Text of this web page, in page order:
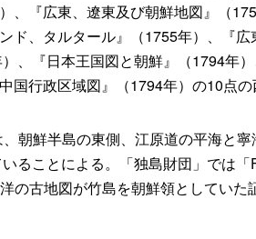
、『広東、遼東及び朝鮮地図』（
ド、タルタール』（1755年）、『
、『日本王国図と朝鮮』（1794年
国行政区域図』（1794年）の10点
朝鮮半島の東側、江原道の平海と寧
ることによる。「独島財団」では
の古地図が竹島を朝鮮領としていた